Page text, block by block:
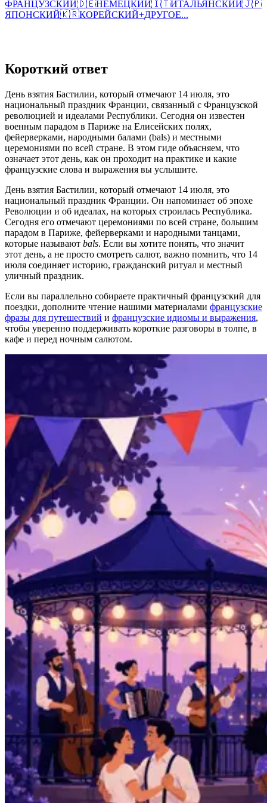
ФРАНЦУЗСКИЙ🇩🇪НЕМЕЦКИЙ🇮🇹ИТАЛЬЯНСКИЙ🇯🇵
ЯПОНСКИЙ🇰🇷КОРЕЙСКИЙ+ДРУГОЕ...
Короткий ответ
День взятия Бастилии, который отмечают 14 июля, это
национальный праздник Франции, связанный с Французской
революцией и идеалами Республики. Сегодня он известен
военным парадом в Париже на Елисейских полях,
фейерверками, народными балами (bals) и местными
церемониями по всей стране. В этом гиде объясняем, что
означает этот день, как он проходит на практике и какие
французские слова и выражения вы услышите.
День взятия Бастилии, который отмечают 14 июля, это
национальный праздник Франции. Он напоминает об эпохе
Революции и об идеалах, на которых строилась Республика.
Сегодня его отмечают церемониями по всей стране, большим
парадом в Париже, фейерверками и народными танцами,
которые называют bals. Если вы хотите понять, что значит
этот день, а не просто смотреть салют, важно помнить, что 14
июля соединяет историю, гражданский ритуал и местный
уличный праздник.
Если вы параллельно собираете практичный французский для
поездки, дополните чтение нашими материалами французские
фразы для путешествий и французские идиомы и выражения,
чтобы уверенно поддерживать короткие разговоры в толпе, в
кафе и перед ночным салютом.